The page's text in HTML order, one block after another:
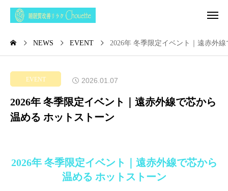
NEWS EVENT 2026年 冬季限定イベント｜遠赤外
EVENT 2026.01.07
2026年 冬季限定イベント｜遠赤外線で芯から
温める ホットストーン
2026年 冬季限定イベント｜遠赤外線で芯から
温める ホットストーン